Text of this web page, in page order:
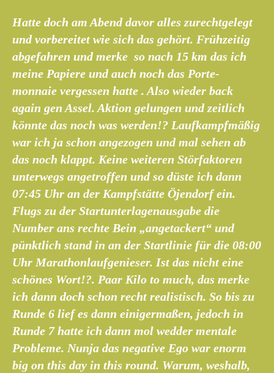
Hatte doch am Abend davor alles zurechtgelegt
und vorbereitet wie sich das gehört. Frühzeitig
abgefahren und merke so nach 15 km das ich
meine Papiere und auch noch das Porte-
monnaie vergessen hatte . Also wieder back
again gen Assel. Aktion gelungen und zeitlich
könnte das noch was werden!? Laufkampfmäßig
war ich ja schon angezogen und mal sehen ab
das noch klappt. Keine weiteren Störfaktoren
unterwegs angetroffen und so düste ich dann
07:45 Uhr an der Kampfstätte Öjendorf ein.
Flugs zu der Startunterlagenausgabe die
Number ans rechte Bein „angetackert“ und
pünktlich stand in an der Startlinie für die 08:00
Uhr Marathonlaufgenieser. Ist das nicht eine
schönes Wort!?. Paar Kilo to much, das merke
ich dann doch schon recht realistisch. So bis zu
Runde 6 lief es dann einigermaßen, jedoch in
Runde 7 hatte ich dann mol wedder mentale
Probleme. Nunja das negative Ego war enorm
big on this day in this round. Warum, weshalb,